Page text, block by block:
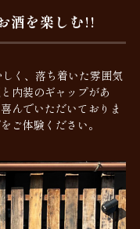
酒を楽しむ!!
く、落ち着いた雰囲気
内装のギャップがあ
んでいただいておりま
ご体験ください。